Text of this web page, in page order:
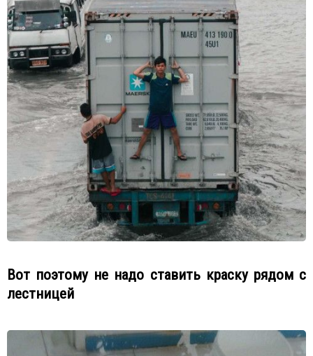
Вот поэтому не надо ставить краску рядом с
лестницей